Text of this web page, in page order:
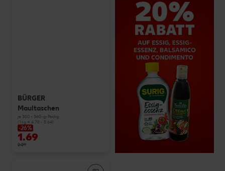
BÜRGER
Maultaschen
je 300 - 360-g-Packg.
(1 kg = 4.70 - 5.64)
-26%
1.69
2.29